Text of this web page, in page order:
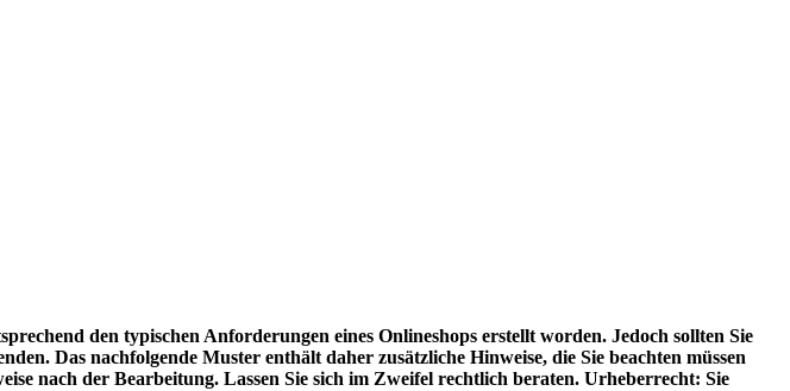
den typischen Anforderungen eines Onlineshops erstellt worden. Jedoch sollten Sie
Das nachfolgende Muster enthält daher zusätzliche Hinweise, die Sie beachten müssen
nach der Bearbeitung. Lassen Sie sich im Zweifel rechtlich beraten. Urheberrecht: Sie